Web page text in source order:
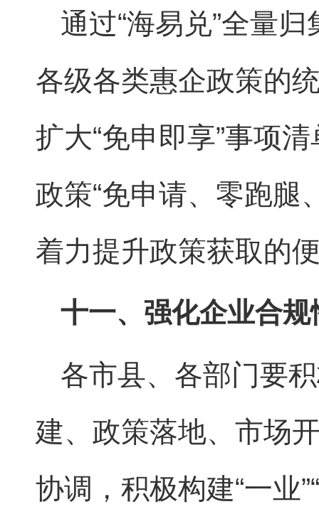
通过“海易兑”全量
各级各类惠企政策的
扩大“免申即享”事项
政策“免申请、零跑腿
着力提升政策获取的
十一、强化企业合
各市县、各部门要
建、政策落地、市场
协调，积极构建“一业